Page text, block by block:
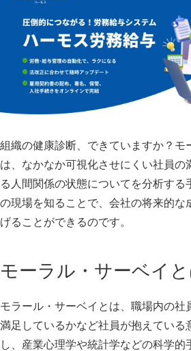
組織の健康診断、できていますか？ モ
は、なかなか可視化させにくい社員の
る人間関係の状態についてを分析する
の現場を知ることで、会社の将来的な
げることができるのです。
モーラル・サーベイと
モラール・サーベイとは、 職場内の社
満足しているかなど社員が抱えている
し、産業心理学や統計学などの科学的